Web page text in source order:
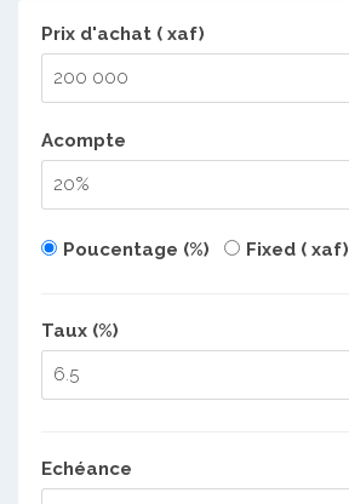
Prix d'achat ( xaf)
Acompte
Poucentage (%) Fixed ( xaf)
Taux (%)
Echéance